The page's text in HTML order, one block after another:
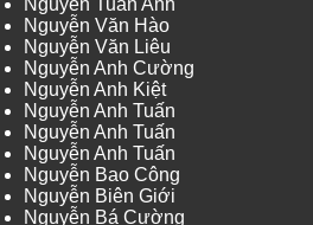
Nguyễn Văn Hào
Nguyễn Văn Liêu
Nguyễn Anh Cường
Nguyễn Anh Kiệt
Nguyễn Anh Tuấn
Nguyễn Anh Tuấn
Nguyễn Anh Tuấn
Nguyễn Bao Công
Nguyễn Biên Giới
Nguyễn Bá Cường